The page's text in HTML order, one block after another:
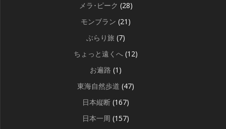
メラ･ピーク (28)
モンブラン (21)
ぶらり旅 (7)
ちょっと遠くへ (12)
お遍路 (1)
東海自然歩道 (47)
日本縦断 (167)
日本一周 (157)